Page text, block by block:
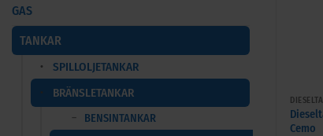
GAS
TANKAR
SPILLOLJETANKAR
BRÄNSLETANKAR
BENSINTANKAR
Cemo